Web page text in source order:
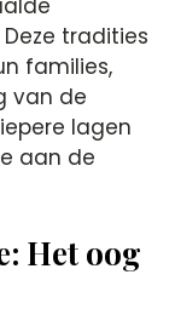
tradities
families,
van de
lagen
aan de
Het oog